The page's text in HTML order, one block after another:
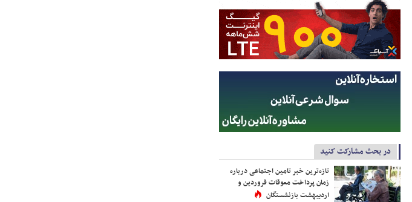
در بحث مشارکت کنید
تازه‌ترین خبر تامین اجتماعی درباره
زمان پرداخت معوقات فروردین و
اردیبهشت بازنشستگان